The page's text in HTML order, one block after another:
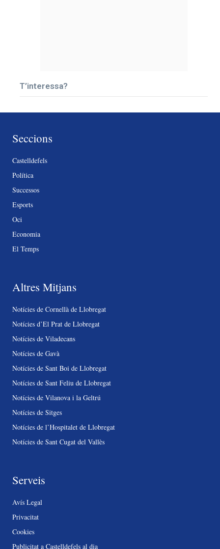
T’interessa?
Seccions
Castelldefels
Política
Successos
Esports
Oci
Economia
El Temps
Altres Mitjans
Notícies de Cornellà de Llobregat
Notícies d’El Prat de Llobregat
Notícies de Viladecans
Notícies de Gavà
Notícies de Sant Boi de Llobregat
Notícies de Sant Feliu de Llobregat
Notícies de Vilanova i la Geltrú
Notícies de Sitges
Notícies de l’Hospitalet de Llobregat
Notícies de Sant Cugat del Vallès
Serveis
Avís Legal
Privacitat
Cookies
Publicitat a Castelldefels al dia